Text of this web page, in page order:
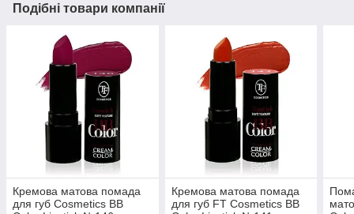
Подібні товари компанії
Кремова матова помада
для губ Cosmetics BB
Кремова матова помада
для губ FT Cosmetics BB